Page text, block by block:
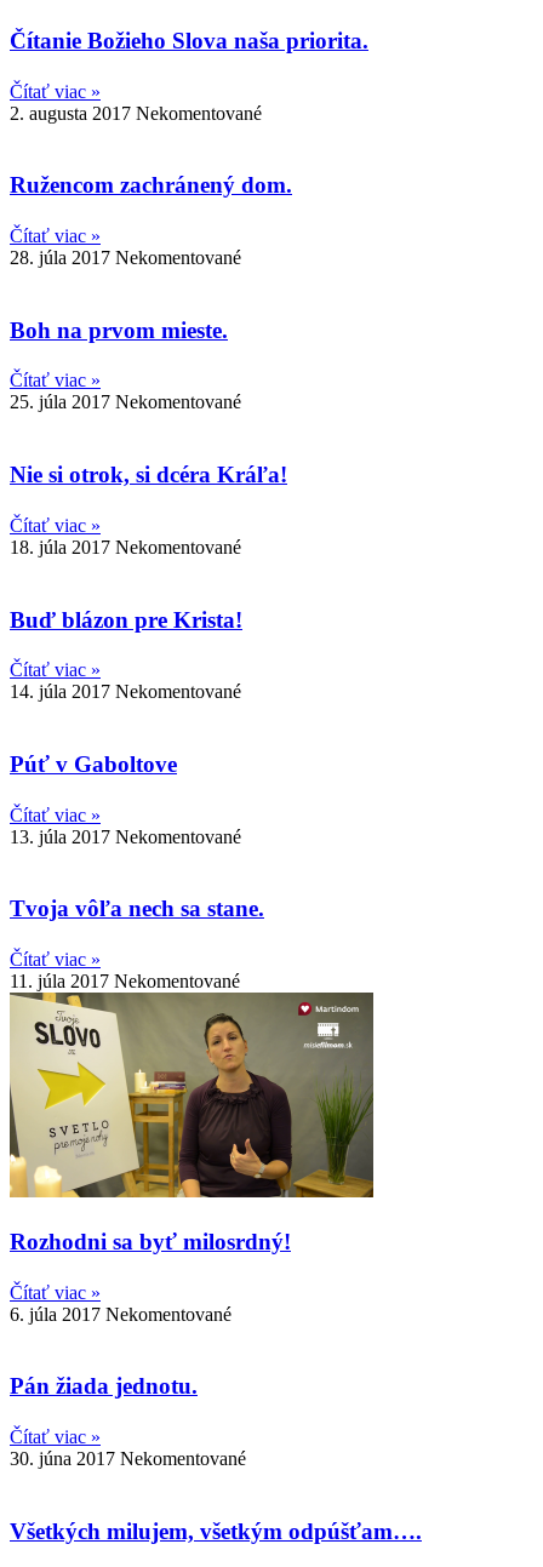
Čítanie Božieho Slova naša priorita.
Čítať viac »
2. augusta 2017 Nekomentované
Ružencom zachránený dom.
Čítať viac »
28. júla 2017 Nekomentované
Boh na prvom mieste.
Čítať viac »
25. júla 2017 Nekomentované
Nie si otrok, si dcéra Kráľa!
Čítať viac »
18. júla 2017 Nekomentované
Buď blázon pre Krista!
Čítať viac »
14. júla 2017 Nekomentované
Púť v Gaboltove
Čítať viac »
13. júla 2017 Nekomentované
Tvoja vôľa nech sa stane.
Čítať viac »
11. júla 2017 Nekomentované
Rozhodni sa byť milosrdný!
Čítať viac »
6. júla 2017 Nekomentované
Pán žiada jednotu.
Čítať viac »
30. júna 2017 Nekomentované
Všetkých milujem, všetkým odpúšťam….